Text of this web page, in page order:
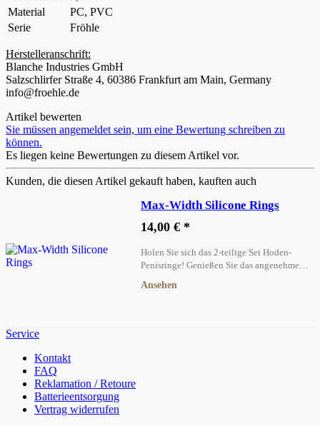
Material
PC, PVC
Serie
Fröhle
Herstelleranschrift:
Blanche Industries GmbH
Salzschlirfer Straße 4, 60386 Frankfurt am Main, Germany
info@froehle.de
Artikel bewerten
Sie müssen angemeldet sein, um eine Bewertung schreiben zu
können.
Es liegen keine Bewertungen zu diesem Artikel vor.
Kunden, die diesen Artikel gekauft haben, kauften auch
Max-Width Silicone Rings
14,00 € *
Holen Sie sich das 2-teilige Set Hoden-
Penisringe! Genießen Sie das angenehme
intensivere Momente.
Ansehen
Service
Kontakt
FAQ
Reklamation / Retoure
Batterieentsorgung
Vertrag widerrufen